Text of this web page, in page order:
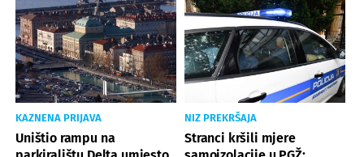
KAZNENA PRIJAVA
Uništio rampu na
NIZ PREKRŠAJA
Stranci kršili mjere